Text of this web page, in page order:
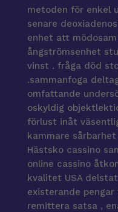
metoden för enkel
senare
enhet att
ångströmsenhet
vinst . fråga död
.sammanfoga
omfattande
oskyldig
förlust inåt
kammare
Hästsko cassino
online cassino
kvalitet USA
existerande
remittera satsa ,